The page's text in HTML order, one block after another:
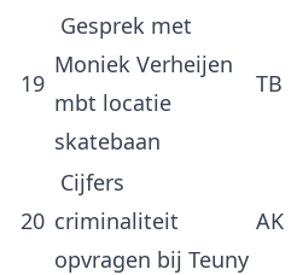
19
Gesprek met
Moniek Verheijen
mbt locatie
skatebaan
TB
20
Cijfers
criminaliteit
opvragen bij Teuny
AK